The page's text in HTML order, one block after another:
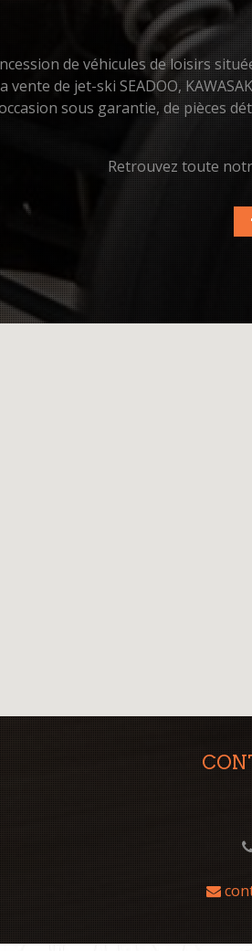
de véhicules de loisirs
vente de jet-ski SEADOO,
sous garantie, de pièces
Retrouvez toute